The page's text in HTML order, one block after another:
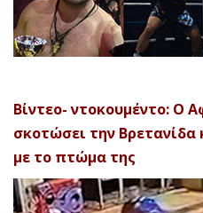
Βίντεο- ντοκουμέντο: Ο
σκοτώσει την Βρετανίδα
με το πτώμα της